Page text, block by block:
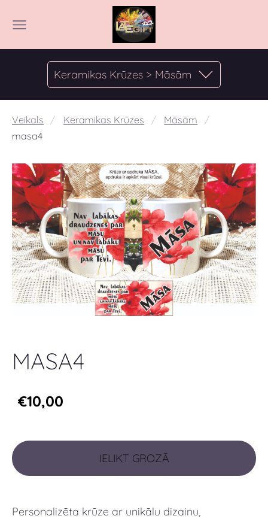
Keramikas Krūzes > Māsām
Veikals Keramikas Krūzes
Māsām
masa4
MASA4
€10,00
IELIKT GROZĀ
Personalizēta krūze ar unikālu dizainu,